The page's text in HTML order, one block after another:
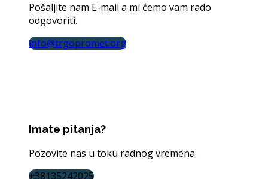
Pošaljite nam E-mail a mi ćemo vam rado
odgovoriti.
info@trgopromet.org
Imate pitanja?
Pozovite nas u toku radnog vremena.
+38135242025